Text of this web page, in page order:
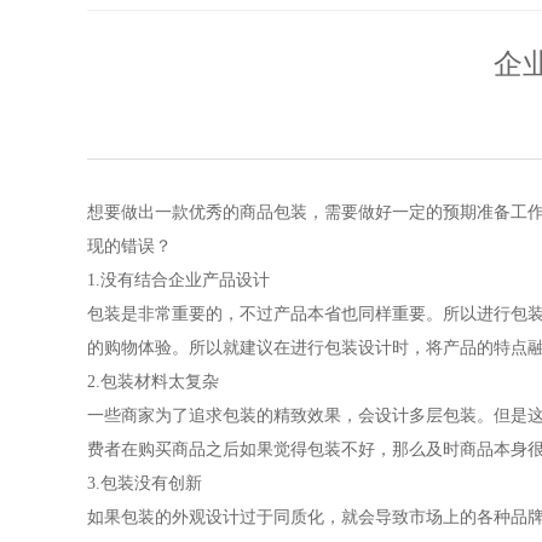
企
想要做出一款优秀的商品包装，需要做好一定的预期准备工
现的错误？
1.没有结合企业产品设计
包装是非常重要的，不过产品本省也同样重要。所以进行包
的购物体验。所以就建议在进行包装设计时，将产品的特点
2.包装材料太复杂
一些商家为了追求包装的精致效果，会设计多层包装。但是
费者在购买商品之后如果觉得包装不好，那么及时商品本身
3.包装没有创新
如果包装的外观设计过于同质化，就会导致市场上的各种品